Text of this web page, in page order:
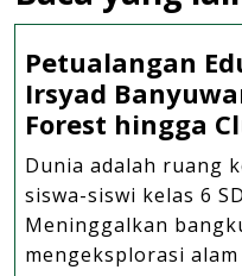
Petualangan
Irsyad
Forest hingga
Dunia adalah ruang
siswa-siswi kelas 6
Meninggalkan
mengeksplorasi alam